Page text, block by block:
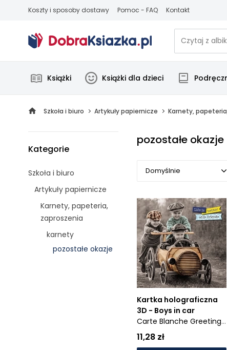
Koszty i sposoby dostawy Pomoc - FAQ Kontakt
Książki Książki dla dzieci
Szkoła i biuro Artykuły papiernicze Karnety,
Kategorie
Szkoła i biuro
Artykuły papiernicze
Karnety, papeteria,
zaproszenia
karnety
pozostałe okazje
pozostałe okazje
Domyślnie
Domyślnie
Popularne
Cena rosnąco
Cena malejąco
Od najnowszych
Od najstarszych
Kartka holograficzna
3D - Boys in car
Carte Blanche Greetings
Ltd.
11,28 zł